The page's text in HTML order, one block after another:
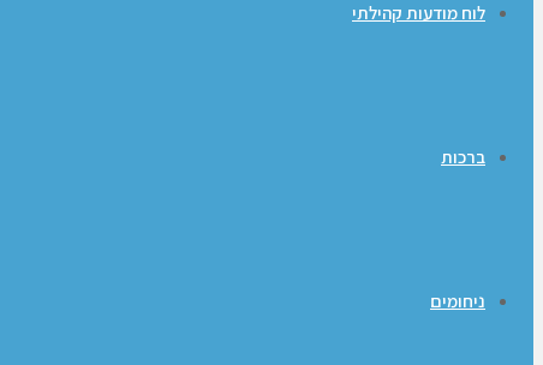
לוח מודעות קהילתי
ברכות
ניחומים